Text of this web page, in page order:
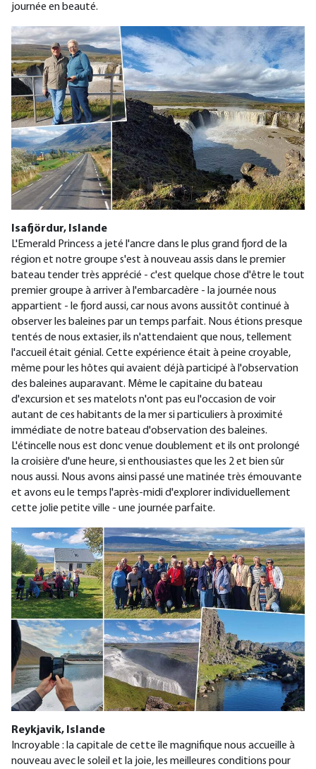
journée en beauté.
Isafjördur, Islande
L'Emerald Princess a jeté l'ancre dans le plus grand fjord de la
région et notre groupe s'est à nouveau assis dans le premier
bateau tender très apprécié - c'est quelque chose d'être le tout
premier groupe à arriver à l'embarcadère - la journée nous
appartient - le fjord aussi, car nous avons aussitôt continué à
observer les baleines par un temps parfait. Nous étions presque
tentés de nous extasier, ils n'attendaient que nous, tellement
l'accueil était génial. Cette expérience était à peine croyable,
même pour les hôtes qui avaient déjà participé à l'observation
des baleines auparavant. Même le capitaine du bateau
d'excursion et ses matelots n'ont pas eu l'occasion de voir
autant de ces habitants de la mer si particuliers à proximité
immédiate de notre bateau d'observation des baleines.
L'étincelle nous est donc venue doublement et ils ont prolongé
la croisière d'une heure, si enthousiastes que les 2 et bien sûr
nous aussi. Nous avons ainsi passé une matinée très émouvante
et avons eu le temps l'après-midi d'explorer individuellement
cette jolie petite ville - une journée parfaite.
Reykjavik, Islande
Incroyable : la capitale de cette île magnifique nous accueille à
nouveau avec le soleil et la joie, les meilleures conditions pour